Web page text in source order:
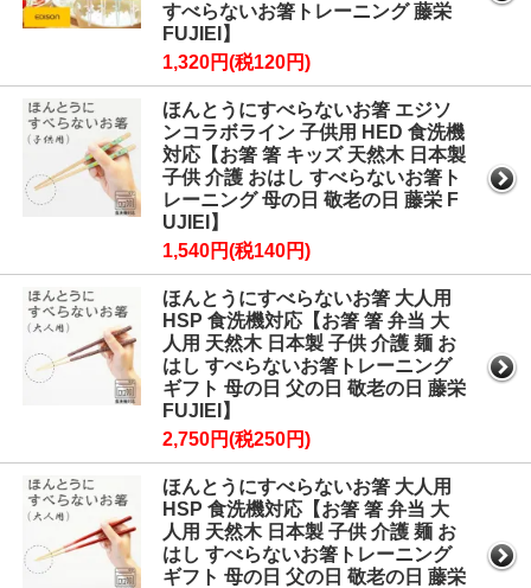
すべらないお箸トレーニング 藤栄
FUJIEI】
1,320円(税120円)
ほんとうにすべらないお箸 エジソ
ンコラボライン 子供用 HED 食洗機
対応【お箸 箸 キッズ 天然木 日本製
子供 介護 おはし すべらないお箸ト
レーニング 母の日 敬老の日 藤栄 F
UJIEI】
1,540円(税140円)
ほんとうにすべらないお箸 大人用
HSP 食洗機対応【お箸 箸 弁当 大
人用 天然木 日本製 子供 介護 麺 お
はし すべらないお箸トレーニング
ギフト 母の日 父の日 敬老の日 藤栄
FUJIEI】
2,750円(税250円)
ほんとうにすべらないお箸 大人用
HSP 食洗機対応【お箸 箸 弁当 大
人用 天然木 日本製 子供 介護 麺 お
はし すべらないお箸トレーニング
ギフト 母の日 父の日 敬老の日 藤栄